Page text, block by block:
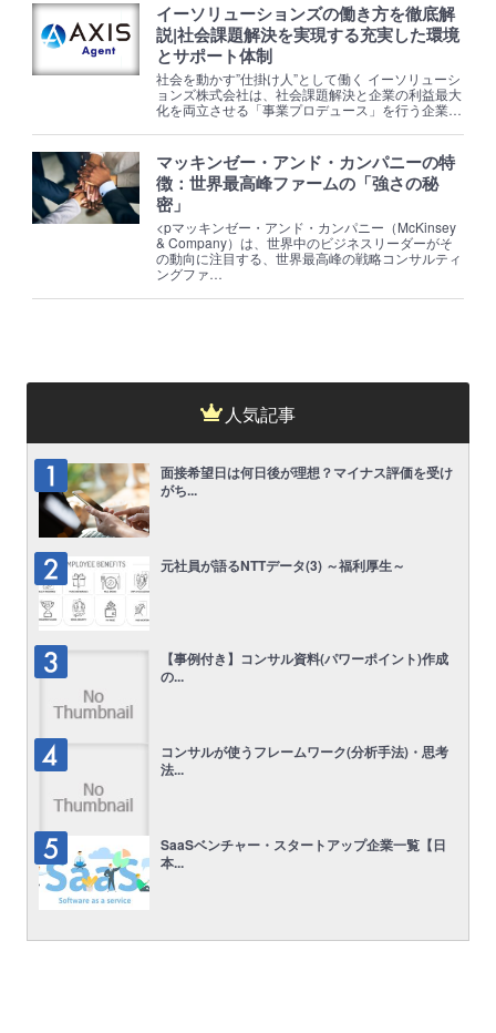
イーソリューションズの働き方を徹底解
説|社会課題解決を実現する充実した環境
とサポート体制
社会を動かす”仕掛け人”として働く イーソリューシ
ョンズ株式会社は、社会課題解決と企業の利益最大
化を両立させる「事業プロデュース」を行う企業…
マッキンゼー・アンド・カンパニーの特
徴：世界最高峰ファームの「強さの秘
密」
<pマッキンゼー・アンド・カンパニー（McKinsey
& Company）は、世界中のビジネスリーダーがそ
の動向に注目する、世界最高峰の戦略コンサルティ
ングファ…
人気記事
面接希望日は何日後が理想？マイナス評価を受け
がち...
元社員が語るNTTデータ(3) ～福利厚生～
【事例付き】コンサル資料(パワーポイント)作成
の...
コンサルが使うフレームワーク(分析手法)・思考
法...
SaaSベンチャー・スタートアップ企業一覧【日
本...